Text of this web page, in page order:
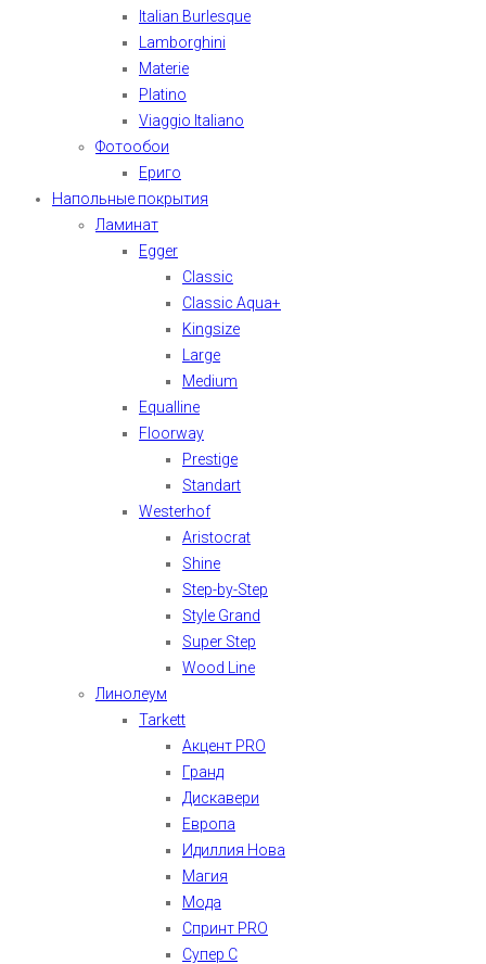
Italian Burlesque
Lamborghini
Materie
Platino
Viaggio Italiano
Фотообои
Ериго
Напольные покрытия
Ламинат
Egger
Classic
Classic Aqua+
Kingsize
Large
Medium
Equalline
Floorway
Prestige
Standart
Westerhof
Aristocrat
Shine
Step-by-Step
Style Grand
Super Step
Wood Line
Линолеум
Tarkett
Акцент PRO
Гранд
Дискавери
Европа
Идиллия Нова
Магия
Мода
Спринт PRO
Супер С